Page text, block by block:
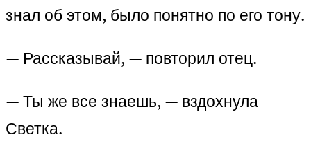
знал об этом, было понятно по его тону.
— Рассказывай, — повторил отец.
— Ты же все знаешь, — вздохнула
Светка.